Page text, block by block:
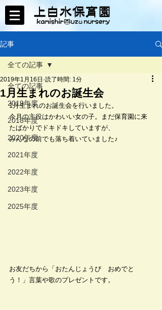
記事
全ての記事
2019年度
2018年度
2020年度
2021年度
2022年度
2023年度
2025年度
全ての記事
1月生まれのお誕生会
2019年1月16日 読了時間: 1分
1月生まれのお誕生会を行いました。
今月の主役はかわいい女の子。まだ保育園に来
たばかりでドキドキしていますが、
みんなの前でも落ち着いていました♪
お友だちから「おたんじょうび　おめでと
う！」言葉や歌のプレゼントです。